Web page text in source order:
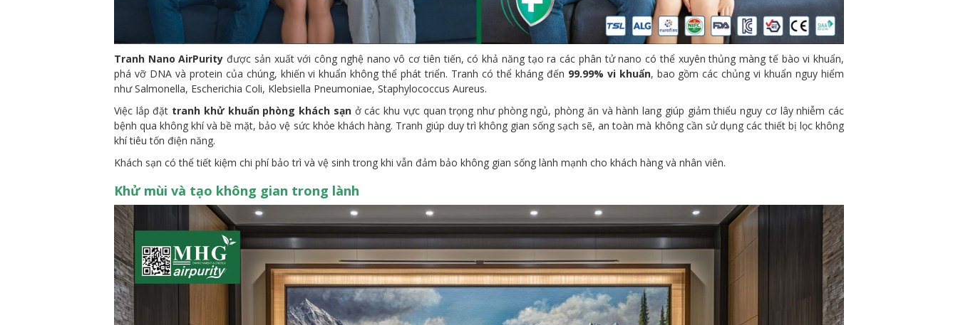
Tranh Nano AirPurity được sản xuất với công nghệ nano vô cơ tiên tiến, có khả năng tạo ra các phân tử nano có thể xuyên thủng màng tế bào vi khuẩn,
phá vỡ DNA và protein của chúng, khiến vi khuẩn không thể phát triển. Tranh có thể kháng đến 99.99% vi khuẩn, bao gồm các chủng vi khuẩn nguy hiểm
như Salmonella, Escherichia Coli, Klebsiella Pneumoniae, Staphylococcus Aureus.
Việc lắp đặt tranh khử khuẩn phòng khách sạnở các khu vực quan trọng như phòng ngủ, phòng ăn và hành lang giúp giảm thiểu nguy cơ lây nhiễm các
bệnh qua không khí và bề mặt, bảo vệ sức khỏe khách hàng. Tranh giúp duy trì không gian sống sạch sẽ, an toàn mà không cần sử dụng các thiết bị lọc không
khí tiêu tốn điện năng.
Khách sạn có thể tiết kiệm chi phí bảo trì và vệ sinh trong khi vẫn đảm bảo không gian sống lành mạnh cho khách hàng và nhân viên.
Khử mùi và tạo không gian trong lành